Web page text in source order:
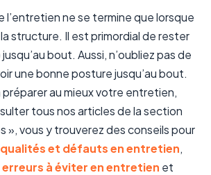
l’entretien ne se termine que lorsque
structure. Il est primordial de rester
bout. Aussi, n’oubliez pas de
une bonne posture jusqu’au bout.
préparer au mieux votre entretien,
tous nos articles de la section
», vous y trouverez des conseils pour
et défauts en entretien,
erreurs à éviter en entretien et